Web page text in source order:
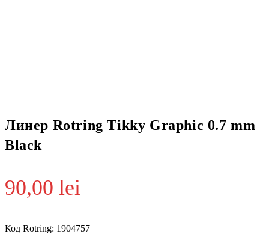
Линер Rotring Tikky Graphic 0.7 mm
Black
90,00 lei
Код Rotring: 1904757